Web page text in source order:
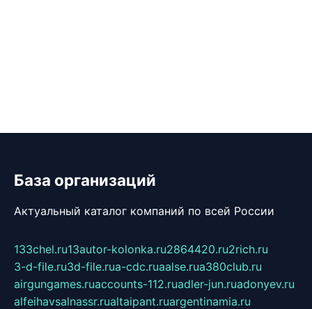
База организаций
Актуальный каталог компаний по всей России
133chel.ru13autor-kolonka.ru2864420.ru2rich.ru
3-d-file.ru3d-file.rua-cdc.ruaalse.rua380club.ru
airgungames.ruaccounts-112.ruadler-jun.ruadonyev.ru
alfeihavsalnassr.rualtaipant.ruargentinamia.ru